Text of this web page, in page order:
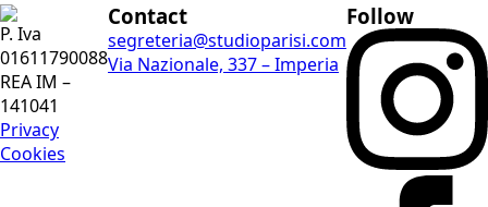
P. Iva
01611790088
REA IM –
141041
Privacy
Cookies
Contact
segreteria@studioparisi.com
Via Nazionale, 337 – Imperia
Follow